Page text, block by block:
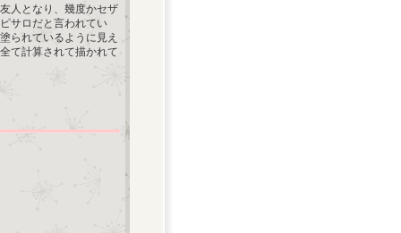
人となり、幾度かセザ
サロだと言われてい
られているように見え
て計算されて描かれて